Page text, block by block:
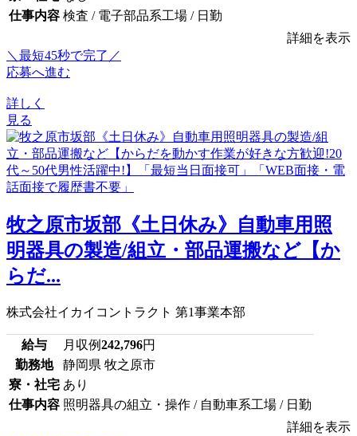
仕事内容 検査 / 電子部品系工場 / 日勤
詳細を表示
＼最短45秒で完了／
応募へ進む
詳しく
見る
牧之原市坂部《土日休み》自動車用照
明器具の製造/組立・部品運搬など【か
らだ...
株式会社イカイコントラクト 第1事業本部
給与 月収例242,796円
勤務地
静岡県 牧之原市
寮・社宅 あり
仕事内容 照明器具の組立・操作 / 自動車系工場 / 日勤
詳細を表示